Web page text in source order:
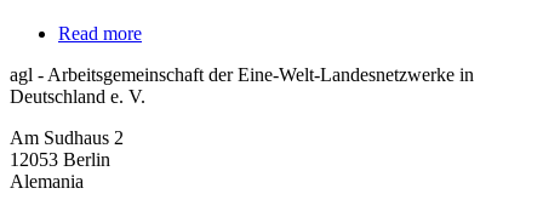
Read more
-
Arbeitsgemeinschaft
agl - Arbeitsgemeinschaft der Eine-Welt-Landesnetzwerke in
Deutschland e. V.
Am Sudhaus 2
12053 Berlin
Alemania